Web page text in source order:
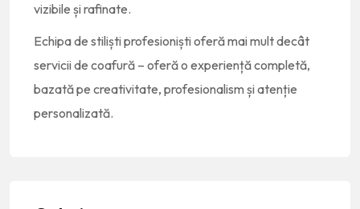
vizibile și rafinate.
Echipa de stiliști profesioniști oferă mai mult decât
servicii de coafură – oferă o experiență completă,
bazată pe creativitate, profesionalism și atenție
personalizată.